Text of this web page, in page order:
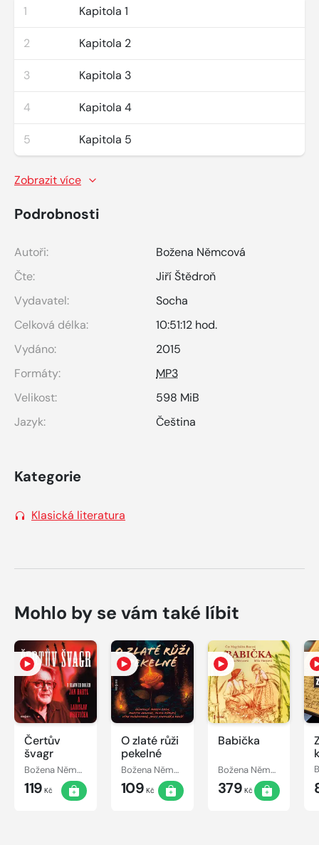
1 Kapitola 1
2 Kapitola 2
3 Kapitola 3
4 Kapitola 4
5 Kapitola 5
Zobrazit více
Podrobnosti
Autoři:
Božena Němcová
Čte:
Jiří Štědroň
Vydavatel:
Socha
Celková délka:
10:51:12 hod.
Vydáno:
2015
Formáty:
MP3
Velikost:
598 MiB
Jazyk:
Čeština
Kategorie
Klasická literatura
Mohlo by se vám také líbit
Čertův
švagr
Božena Němcová
119 Kč
O zlaté růži
pekelné
Božena Němcová
109 Kč
Babička
Božena Němcová
379 Kč